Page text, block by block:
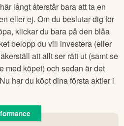
långt återstår bara att ta en
eller ej. Om du beslutar dig för
klickar du bara på den blåa
belopp du vill investera (eller
att allt ser rätt ut (samt se
med köpet) och sedan är det
har du köpt dina första aktier i